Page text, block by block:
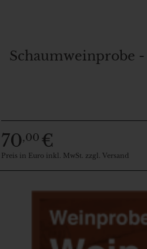
Schaumweinprobe -
70,00 €
Preis in Euro inkl. MwSt. zzgl. Versand